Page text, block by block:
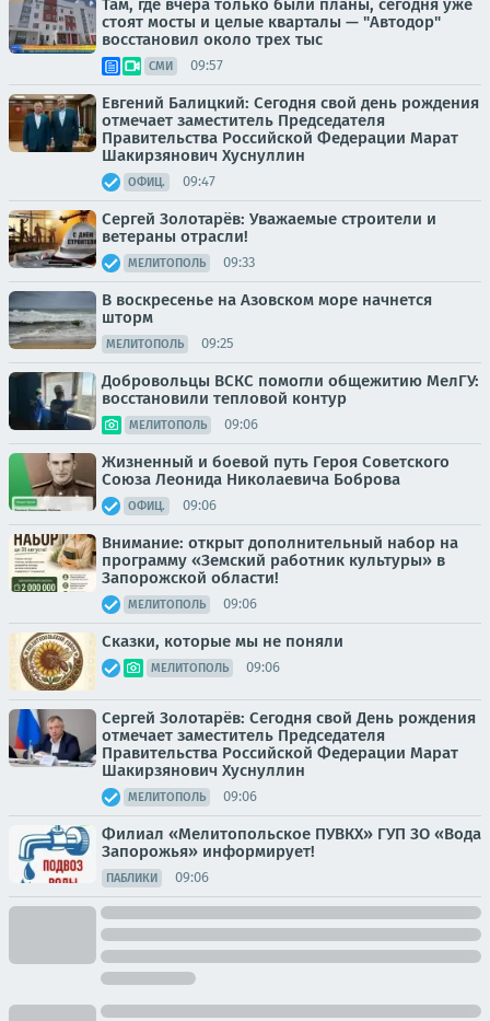
Там, где вчера только были планы, сегодня уже
стоят мосты и целые кварталы — "Автодор"
восстановил около трех тыс
СМИ 09:57
Евгений Балицкий: Сегодня свой день рождения
отмечает заместитель Председателя
Правительства Российской Федерации Марат
Шакирзянович Хуснуллин
ОФИЦ. 09:47
Сергей Золотарёв: Уважаемые строители и
ветераны отрасли!
МЕЛИТОПОЛЬ 09:33
В воскресенье на Азовском море начнется
шторм
МЕЛИТОПОЛЬ 09:25
Добровольцы ВСКС помогли общежитию МелГУ:
восстановили тепловой контур
МЕЛИТОПОЛЬ 09:06
Жизненный и боевой путь Героя Советского
Союза Леонида Николаевича Боброва
ОФИЦ. 09:06
Внимание: открыт дополнительный набор на
программу «Земский работник культуры» в
Запорожской области!
МЕЛИТОПОЛЬ 09:06
Сказки, которые мы не поняли
МЕЛИТОПОЛЬ 09:06
Сергей Золотарёв: Сегодня свой День рождения
отмечает заместитель Председателя
Правительства Российской Федерации Марат
Шакирзянович Хуснуллин
МЕЛИТОПОЛЬ 09:06
Филиал «Мелитопольское ПУВКХ» ГУП ЗО «Вода
Запорожья» информирует!
ПАБЛИКИ 09:06